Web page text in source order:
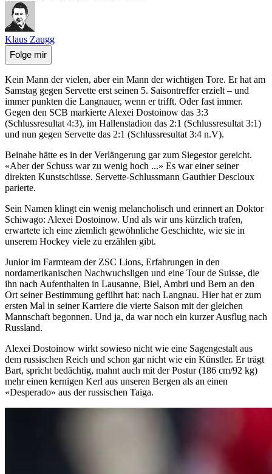
Klaus Zaugg
Folge mir
Kein Mann der vielen, aber ein Mann der wichtigen Tore. Er hat am
Samstag gegen Servette erst seinen 5. Saisontreffer erzielt – und
immer punkten die Langnauer, wenn er trifft. Oder fast immer.
Gegen den SCB markierte Alexei Dostoinow das 3:3
(Schlussresultat 4:3), im Hallenstadion das 2:1 (Schlussresultat 3:1)
und nun gegen Servette das 2:1 (Schlussresultat 3:4 n.V).
Beinahe hätte es in der Verlängerung gar zum Siegestor gereicht.
«Aber der Schuss war zu wenig hoch ...» Es war einer seiner
direkten Kunstschüsse. Servette-Schlussmann Gauthier Descloux
parierte.
Sein Namen klingt ein wenig melancholisch und erinnert an Doktor
Schiwago: Alexei Dostoinow. Und als wir uns kürzlich trafen,
erwartete ich eine ziemlich gewöhnliche Geschichte, wie sie in
unserem Hockey viele zu erzählen gibt.
Junior im Farmteam der ZSC Lions, Erfahrungen in den
nordamerikanischen Nachwuchsligen und eine Tour de Suisse, die
ihn nach Aufenthalten in Lausanne, Biel, Ambri und Bern an den
Ort seiner Bestimmung geführt hat: nach Langnau. Hier hat er zum
ersten Mal in seiner Karriere die vierte Saison mit der gleichen
Mannschaft begonnen. Und ja, da war noch ein kurzer Ausflug nach
Russland.
Alexei Dostoinow wirkt sowieso nicht wie eine Sagengestalt aus
dem russischen Reich und schon gar nicht wie ein Künstler. Er trägt
Bart, spricht bedächtig, mahnt auch mit der Postur (186 cm/92 kg)
mehr einen kernigen Kerl aus unseren Bergen als an einen
«Desperado» aus der russischen Taiga.